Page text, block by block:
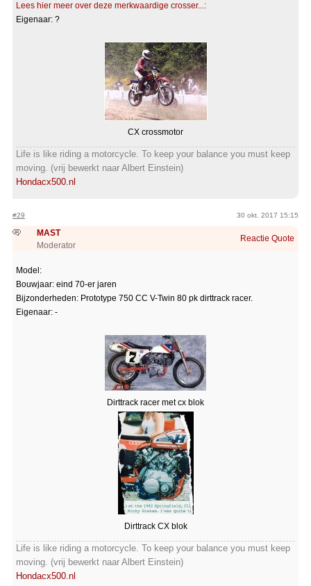
Lees hier meer over deze merkwaardige crosser...:
Eigenaar: ?
CX crossmotor
Life is like riding a motorcycle. To keep your balance you must keep
moving. (vrij bewerkt naar Albert Einstein)
Hondacx500.nl
#29 30 okt. 2017 15:15
MAST
Moderator
Reactie Quote
Model:
Bouwjaar: eind 70-er jaren
Bijzonderheden: Prototype 750 CC V-Twin 80 pk dirttrack racer.
Eigenaar: -
Dirttrack racer met cx blok
Dirttrack CX blok
Life is like riding a motorcycle. To keep your balance you must keep
moving. (vrij bewerkt naar Albert Einstein)
Hondacx500.nl